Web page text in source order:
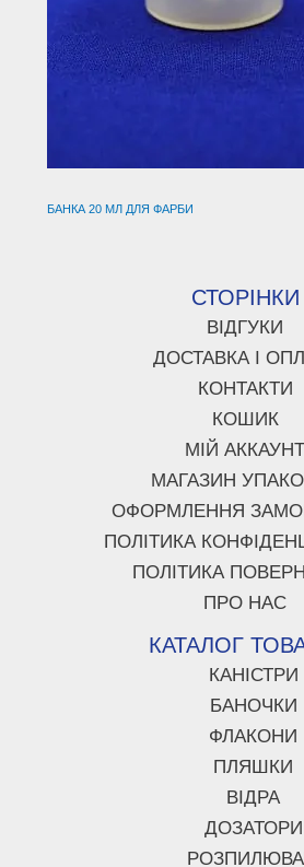
БАНКА 20 МЛ ДЛЯ ФАРБИ
СТОРІНКИ
ВІДГУКИ
ДОСТАВКА І
КОНТАКТИ
КОШИК
МІЙ АККАУНТ
МАГАЗИН
ОФОРМЛЕННЯ
ПОЛІТИКА
ПОЛІТИКА
ПРО НАС
КАТАЛОГ
КАНІСТРИ
БАНОЧКИ
ФЛАКОНИ
ПЛЯШКИ
ВІДРА
ДОЗАТОРИ